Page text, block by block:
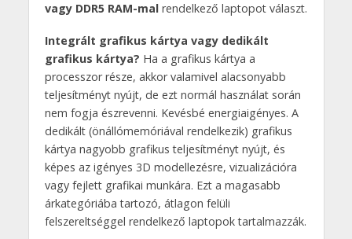
vagy DDR5 RAM-malrendelkező laptopot választ.
Integrált grafikus kártya vagy dedikált
grafikus kártya? Ha a grafikus kártya a
processzor része, akkor valamivel alacsonyabb
teljesítményt nyújt, de ezt normál használat során
nem fogja észrevenni. Kevésbé energiaigényes. A
dedikált (önállómemóriával rendelkezik) grafikus
kártya nagyobb grafikus teljesítményt nyújt, és
képes az igényes 3D modellezésre, vizualizációra
vagy fejlett grafikai munkára. Ezt a magasabb
árkategóriába tartozó, átlagon felüli
felszereltséggel rendelkező laptopok tartalmazzák.